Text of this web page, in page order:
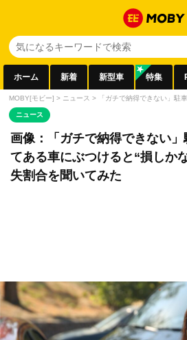
ホーム 新着 新型車 特集
MOBY[モビー] > ニュース > 「ガチで納得できない」駐
ニュース
画像：「ガチで納得できない
てある車にぶつけると“損しか
失割合を聞いてみた